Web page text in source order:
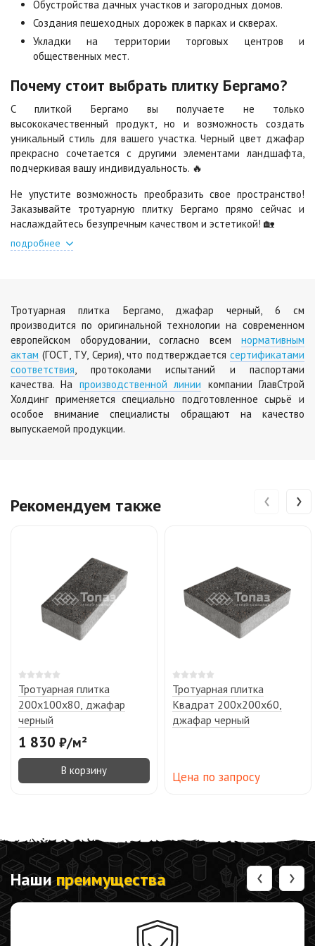
Цена по запросу Цена по запросу
Сорренто
Цена по запросу Цена по запросу
Цена по запросу Цена по запросу
Шафран
Цена по запросу
Обустройства дачных участков и загородных домов.
Создания пешеходных дорожек в парках и скверах.
Укладки на территории торговых центров и
общественных мест.
Почему стоит выбрать плитку Бергамо?
С плиткой Бергамо вы получаете не только
высококачественный продукт, но и возможность создать
уникальный стиль для вашего участка. Черный цвет джафар
прекрасно сочетается с другими элементами ландшафта,
подчеркивая вашу индивидуальность. 🔥
Не упустите возможность преобразить свое пространство!
Заказывайте тротуарную плитку Бергамо прямо сейчас и
наслаждайтесь безупречным качеством и эстетикой! 🏡
подробнее
Тротуарная плитка Бергамо, джафар черный, 6 см
производится по оригинальной технологии на современном
европейском оборудовании, согласно всем нормативным
актам (ГОСТ, ТУ, Серия), что подтверждается сертификатами
соответствия , протоколами испытаний и паспортами
качества. На производственной линии компании ГлавСтрой
Холдинг применяется специально подготовленное сырьё и
особое внимание специалисты обращают на качество
выпускаемой продукции.
Рекомендуем также
Тротуарная плитка
200х100х80, джафар
черный
1 830 ₽/м²
В корзину
Тротуарная плитка
Квадрат 200х200х60,
джафар черный
Цена по запросу
‹ ›
Нашипреимущества ‹ ›